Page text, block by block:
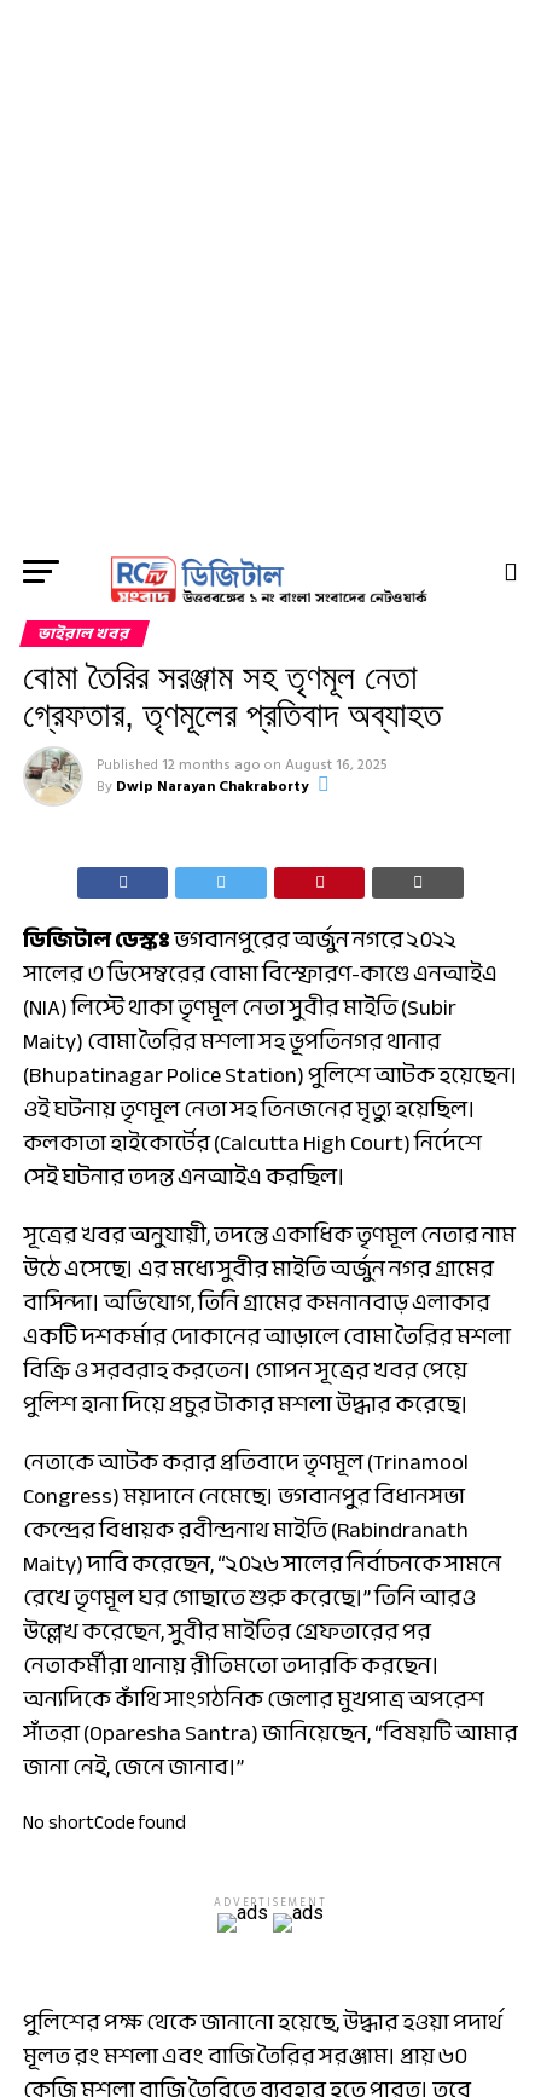
ভাইরাল খবর
বোমা তৈরির সরঞ্জাম সহ তৃণমূল নেতা
গ্রেফতার, তৃণমূলের প্রতিবাদ অব্যাহত
Published 12 months ago on August 16, 2025
By Dwip Narayan Chakraborty
ডিজিটাল ডেস্কঃভগবানপুরের অর্জুন নগরে ২০২২
সালের ৩ ডিসেম্বরের বোমা বিস্ফোরণ-কাণ্ডে এনআইএ
(NIA) লিস্টে থাকা তৃণমূল নেতা সুবীর মাইতি (Subir
Maity) বোমা তৈরির মশলা সহ ভূপতিনগর থানার
(Bhupatinagar Police Station) পুলিশে আটক হয়েছেন।
ওই ঘটনায় তৃণমূল নেতা সহ তিনজনের মৃত্যু হয়েছিল।
কলকাতা হাইকোর্টের (Calcutta High Court) নির্দেশে
সেই ঘটনার তদন্ত এনআইএ করছিল।
সূত্রের খবর অনুযায়ী, তদন্তে একাধিক তৃণমূল নেতার নাম
উঠে এসেছে। এর মধ্যে সুবীর মাইতি অর্জুন নগর গ্রামের
বাসিন্দা। অভিযোগ, তিনি গ্রামের কমনানবাড় এলাকার
একটি দশকর্মার দোকানের আড়ালে বোমা তৈরির মশলা
বিক্রি ও সরবরাহ করতেন। গোপন সূত্রের খবর পেয়ে
পুলিশ হানা দিয়ে প্রচুর টাকার মশলা উদ্ধার করেছে।
নেতাকে আটক করার প্রতিবাদে তৃণমূল (Trinamool
Congress) ময়দানে নেমেছে। ভগবানপুর বিধানসভা
কেন্দ্রের বিধায়ক রবীন্দ্রনাথ মাইতি (Rabindranath
Maity) দাবি করেছেন, “২০২৬ সালের নির্বাচনকে সামনে
রেখে তৃণমূল ঘর গোছাতে শুরু করেছে।” তিনি আরও
উল্লেখ করেছেন, সুবীর মাইতির গ্রেফতারের পর
নেতাকর্মীরা থানায় রীতিমতো তদারকি করছেন।
অন্যদিকে কাঁথি সাংগঠনিক জেলার মুখপাত্র অপরেশ
সাঁতরা (Oparesha Santra) জানিয়েছেন, “বিষয়টি আমার
জানা নেই, জেনে জানাব।”
No shortCode found
ADVERTISEMENT
পুলিশের পক্ষ থেকে জানানো হয়েছে, উদ্ধার হওয়া পদার্থ
মূলত রং মশলা এবং বাজি তৈরির সরঞ্জাম। প্রায় ৬০